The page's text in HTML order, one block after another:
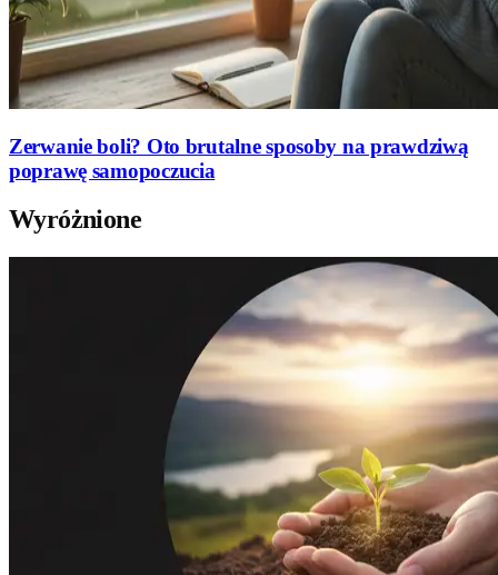
Zerwanie boli? Oto brutalne sposoby na prawdziwą
poprawę samopoczucia
Wyróżnione